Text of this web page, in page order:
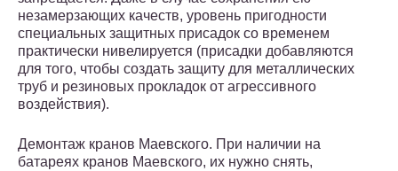
незамерзающих качеств, уровень пригодности
специальных защитных присадок со временем
практически нивелируется (присадки добавляются
для того, чтобы создать защиту для металлических
труб и резиновых прокладок от агрессивного
воздействия).
Демонтаж кранов Маевского. При наличии на
батареях кранов Маевского, их нужно снять,